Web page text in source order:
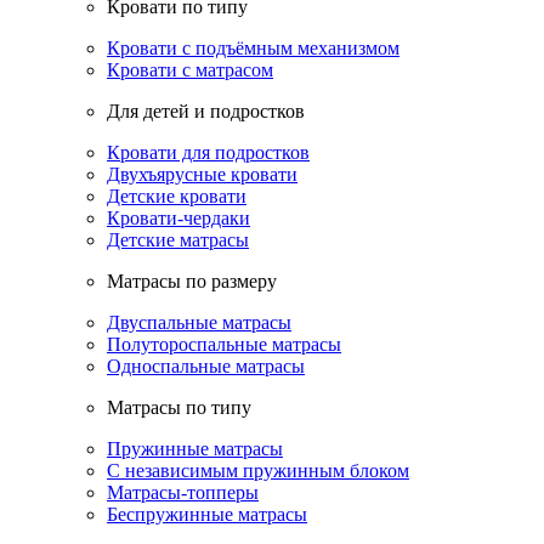
Кровати по типу
Кровати с подъёмным механизмом
Кровати с матрасом
Для детей и подростков
Кровати для подростков
Двухъярусные кровати
Детские кровати
Кровати-чердаки
Детские матрасы
Матрасы по размеру
Двуспальные матрасы
Полутороспальные матрасы
Односпальные матрасы
Матрасы по типу
Пружинные матрасы
С независимым пружинным блоком
Матрасы-топперы
Беспружинные матрасы